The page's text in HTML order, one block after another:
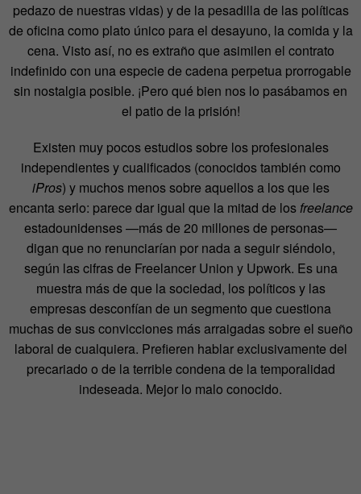
pedazo de nuestras vidas) y de la pesadilla de las políticas
de oficina como plato único para el desayuno, la comida y la
cena. Visto así, no es extraño que asimilen el contrato
indefinido con una especie de cadena perpetua prorrogable
sin nostalgia posible. ¡Pero qué bien nos lo pasábamos en
el patio de la prisión!
Existen muy pocos estudios sobre los profesionales
independientes y cualificados (conocidos también como
iPros) y muchos menos sobre aquellos a los que les
encanta serlo: parece dar igual que la mitad de losfreelance
estadounidenses —más de 20 millones de personas—
digan que no renunciarían por nada a seguir siéndolo,
según las cifras de Freelancer Union y Upwork. Es una
muestra más de que la sociedad, los políticos y las
empresas desconfían de un segmento que cuestiona
muchas de sus convicciones más arraigadas sobre el sueño
laboral de cualquiera. Prefieren hablar exclusivamente del
precariado o de la terrible condena de la temporalidad
indeseada. Mejor lo malo conocido.